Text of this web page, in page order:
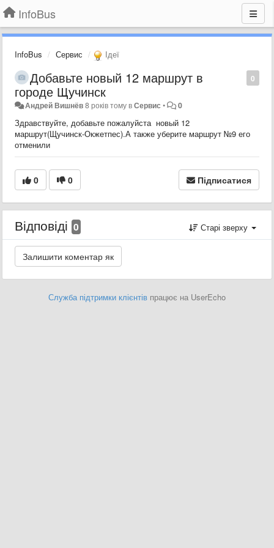
InfoBus
InfoBus Сервис Ідеї
0
Добавьте новый 12 маршрут в
городе Щучинск
Андрей Вишнёв8 років томувСервис • 0
Здравствуйте, добавьте пожалуйста новый 12
маршрут(Щучинск-Окжетпес).А также уберите маршрут №9 его
отменили
0 0 Підписатися
Відповіді 0 Старі зверху
Служба підтримки клієнтів працює на UserEcho